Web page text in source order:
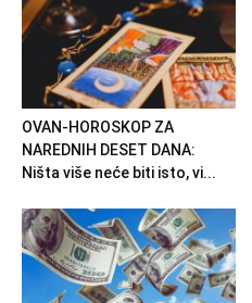
OVAN-HOROSKOP ZA
NAREDNIH DESET DANA:
Ništa više neće biti isto, vi...